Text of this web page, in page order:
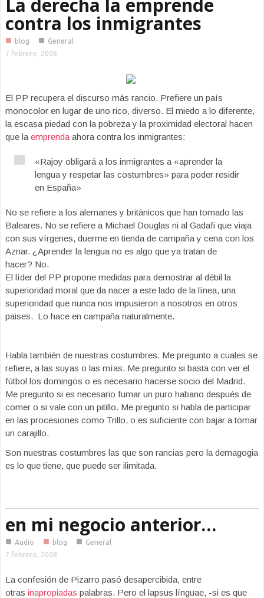
La derecha la emprende
contra los inmigrantes
■ blog ■ General
7 febrero, 2008
El PP recupera el discurso más rancio. Prefiere un país
monocolor en lugar de uno rico, diverso. El miedo a lo diferente,
la escasa piedad con la pobreza y la proximidad electoral hacen
que la emprenda ahora contra los inmigrantes:
«Rajoy obligará a los inmigrantes a «aprender la
lengua y respetar las costumbres» para poder residir
en España»
No se refiere a los alemanes y británicos que han tomado las
Baleares. No se refiere a Michael Douglas ni al Gadafi que viaja
con sus vírgenes, duerme en tienda de campaña y cena con los
Aznar. ¿Aprender la lengua no es algo que ya tratan de
hacer? No.
El líder del PP propone medidas para demostrar al débil la
superioridad moral que da nacer a este lado de la línea, una
superioridad que nunca nos impusieron a nosotros en otros
paises. Lo hace en campaña naturalmente.
Habla también de nuestras costumbres. Me pregunto a cuales se
refiere, a las suyas o las mías. Me pregunto si basta con ver el
fútbol los domingos o es necesario hacerse socio del Madrid.
Me pregunto si es necesario fumar un puro habano después de
comer o si vale con un pitillo. Me pregunto si habla de participar
en las procesiones como Trillo, o es suficiente con bajar a tomar
un carajillo.
Son nuestras costumbres las que son rancias pero la demagogia
es lo que tiene, que puede ser ilimitada.
en mi negocio anterior…
■ Audio ■ blog ■ General
7 febrero, 2008
La confesión de Pizarro pasó desapercibida, entre
otras inapropiadas palabras. Pero el lapsus línguae, -si es que